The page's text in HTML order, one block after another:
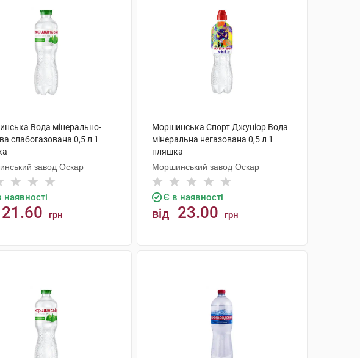
Вода мінерально-
слабогазована 0,5 л 1
завод Оскар
наявності
21.60 грн
Моршинська Спорт Джуніор Вода
мінеральна негазована 0,5 л 1
пляшка
Моршинський завод Оскар
Є в наявності
від 23.00 грн